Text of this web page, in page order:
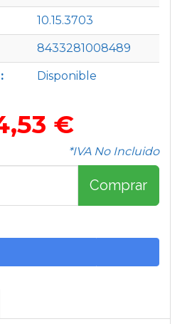
10.15.3703
8433281008489
Disponible
€
*IVA No Incluido
Comprar